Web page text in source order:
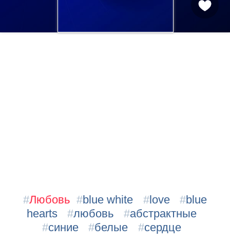
#Любовь #blue white #love #blue
hearts
#любовь #абстрактные
#синие #белые #сердце